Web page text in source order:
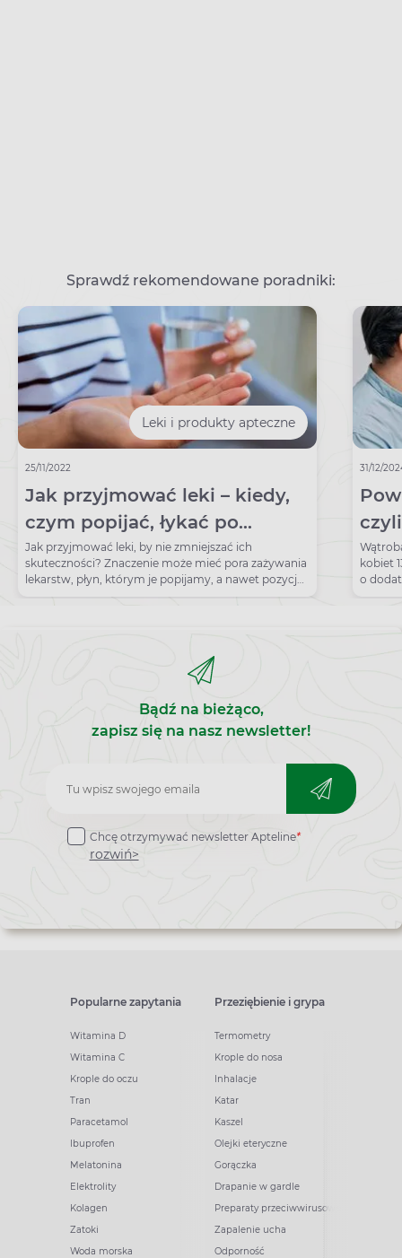
Sprawdź rekomendowane poradniki:
Leki i produkty apteczne
25/11/2022
Jak przyjmować leki – kiedy,
czym popijać, łykać po
jedzeniu czy przed posiłkiem?
Jak przyjmować leki, by nie zmniejszać ich
skuteczności? Znaczenie może mieć pora zażywania
lekarstw, płyn, którym je popijamy, a nawet pozycja
ciała.
31/12/
kobiet
o
Bądź na bieżąco,
zapisz się na nasz newsletter!
Zapisz
do
newslettera
Chcę otrzymywać newsletter Apteline*
rozwiń>
Popularne zapytania
Witamina D
Witamina C
Krople do oczu
Tran
Paracetamol
Ibuprofen
Melatonina
Elektrolity
Kolagen
Zatoki
Woda morska
Przeziębienie i grypa
Termometry
Krople do nosa
Inhalacje
Katar
Kaszel
Olejki eteryczne
Gorączka
Drapanie w gardle
Preparaty przeciwwirusowe
Zapalenie ucha
Odporność